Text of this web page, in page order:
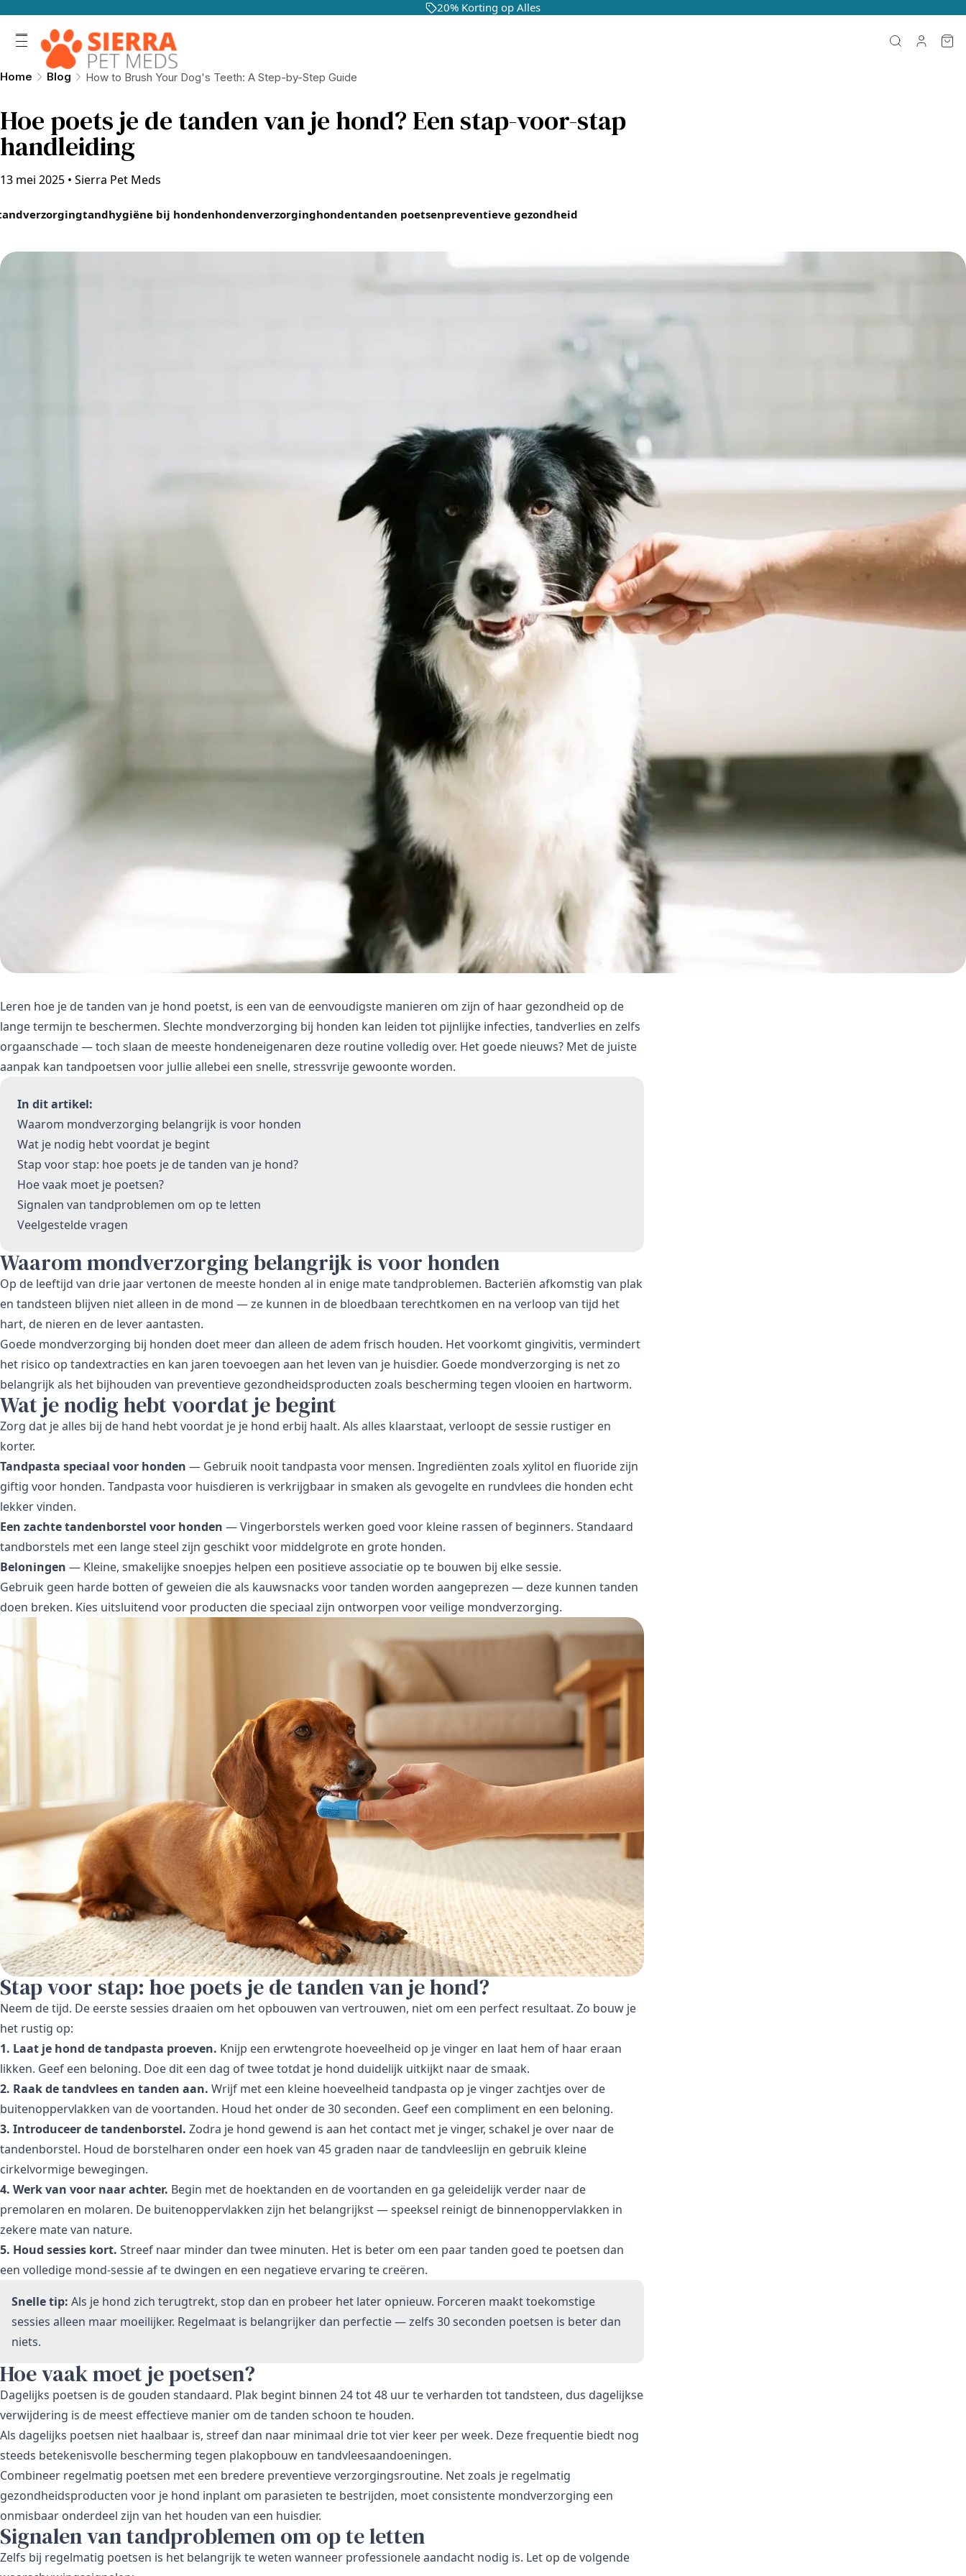
20% Korting op Alles
Home Blog How to Brush Your Dog's Teeth: A Step-by-Step Guide
Hoe poets je de tanden van je hond? Een stap-voor-stap
handleiding
13 mei 2025 • Sierra Pet Meds
tandhygiëne bij hondenhondenverzorginghondentanden poetsenpreventieve gezondheid
Leren hoe je de tanden van je hond poetst, is een van de eenvoudigste manieren om zijn of haar gezondheid op de
lange termijn te beschermen. Slechte mondverzorging bij honden kan leiden tot pijnlijke infecties, tandverlies en zelfs
orgaanschade — toch slaan de meeste hondeneigenaren deze routine volledig over. Het goede nieuws? Met de juiste
aanpak kan tandpoetsen voor jullie allebei een snelle, stressvrije gewoonte worden.
In dit artikel:
Waarom mondverzorging belangrijk is voor honden
Wat je nodig hebt voordat je begint
Stap voor stap: hoe poets je de tanden van je hond?
Hoe vaak moet je poetsen?
Signalen van tandproblemen om op te letten
Veelgestelde vragen
Waarom mondverzorging belangrijk is voor honden
Op de leeftijd van drie jaar vertonen de meeste honden al in enige mate tandproblemen. Bacteriën afkomstig van plak
en tandsteen blijven niet alleen in de mond — ze kunnen in de bloedbaan terechtkomen en na verloop van tijd het
hart, de nieren en de lever aantasten.
Goede mondverzorging bij honden doet meer dan alleen de adem frisch houden. Het voorkomt gingivitis, vermindert
het risico op tandextracties en kan jaren toevoegen aan het leven van je huisdier. Goede mondverzorging is net zo
belangrijk als het bijhouden van preventieve gezondheidsproducten zoals bescherming tegen vlooien en hartworm.
Wat je nodig hebt voordat je begint
Zorg dat je alles bij de hand hebt voordat je je hond erbij haalt. Als alles klaarstaat, verloopt de sessie rustiger en
korter.
Tandpasta speciaal voor honden — Gebruik nooit tandpasta voor mensen. Ingrediënten zoals xylitol en fluoride zijn
giftig voor honden. Tandpasta voor huisdieren is verkrijgbaar in smaken als gevogelte en rundvlees die honden echt
lekker vinden.
Een zachte tandenborstel voor honden — Vingerborstels werken goed voor kleine rassen of beginners. Standaard
tandborstels met een lange steel zijn geschikt voor middelgrote en grote honden.
Beloningen — Kleine, smakelijke snoepjes helpen een positieve associatie op te bouwen bij elke sessie.
Gebruik geen harde botten of geweien die als kauwsnacks voor tanden worden aangeprezen — deze kunnen tanden
doen breken. Kies uitsluitend voor producten die speciaal zijn ontworpen voor veilige mondverzorging.
Stap voor stap: hoe poets je de tanden van je hond?
Neem de tijd. De eerste sessies draaien om het opbouwen van vertrouwen, niet om een perfect resultaat. Zo bouw je
het rustig op:
1. Laat je hond de tandpasta proeven. Knijp een erwtengrote hoeveelheid op je vinger en laat hem of haar eraan
likken. Geef een beloning. Doe dit een dag of twee totdat je hond duidelijk uitkijkt naar de smaak.
2. Raak de tandvlees en tanden aan. Wrijf met een kleine hoeveelheid tandpasta op je vinger zachtjes over de
buitenoppervlakken van de voortanden. Houd het onder de 30 seconden. Geef een compliment en een beloning.
3. Introduceer de tandenborstel. Zodra je hond gewend is aan het contact met je vinger, schakel je over naar de
tandenborstel. Houd de borstelharen onder een hoek van 45 graden naar de tandvleeslijn en gebruik kleine
cirkelvormige bewegingen.
4. Werk van voor naar achter. Begin met de hoektanden en de voortanden en ga geleidelijk verder naar de
premolaren en molaren. De buitenoppervlakken zijn het belangrijkst — speeksel reinigt de binnenoppervlakken in
zekere mate van nature.
5. Houd sessies kort. Streef naar minder dan twee minuten. Het is beter om een paar tanden goed te poetsen dan
een volledige mond-sessie af te dwingen en een negatieve ervaring te creëren.
Snelle tip: Als je hond zich terugtrekt, stop dan en probeer het later opnieuw. Forceren maakt toekomstige
sessies alleen maar moeilijker. Regelmaat is belangrijker dan perfectie — zelfs 30 seconden poetsen is beter dan
niets.
Hoe vaak moet je poetsen?
Dagelijks poetsen is de gouden standaard. Plak begint binnen 24 tot 48 uur te verharden tot tandsteen, dus dagelijkse
verwijdering is de meest effectieve manier om de tanden schoon te houden.
Als dagelijks poetsen niet haalbaar is, streef dan naar minimaal drie tot vier keer per week. Deze frequentie biedt nog
steeds betekenisvolle bescherming tegen plakopbouw en tandvleesaandoeningen.
Combineer regelmatig poetsen met een bredere preventieve verzorgingsroutine. Net zoals je regelmatig
gezondheidsproducten voor je hond inplant om parasieten te bestrijden, moet consistente mondverzorging een
onmisbaar onderdeel zijn van het houden van een huisdier.
Signalen van tandproblemen om op te letten
Zelfs bij regelmatig poetsen is het belangrijk te weten wanneer professionele aandacht nodig is. Let op de volgende